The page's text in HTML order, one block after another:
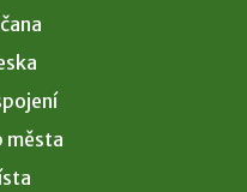
města